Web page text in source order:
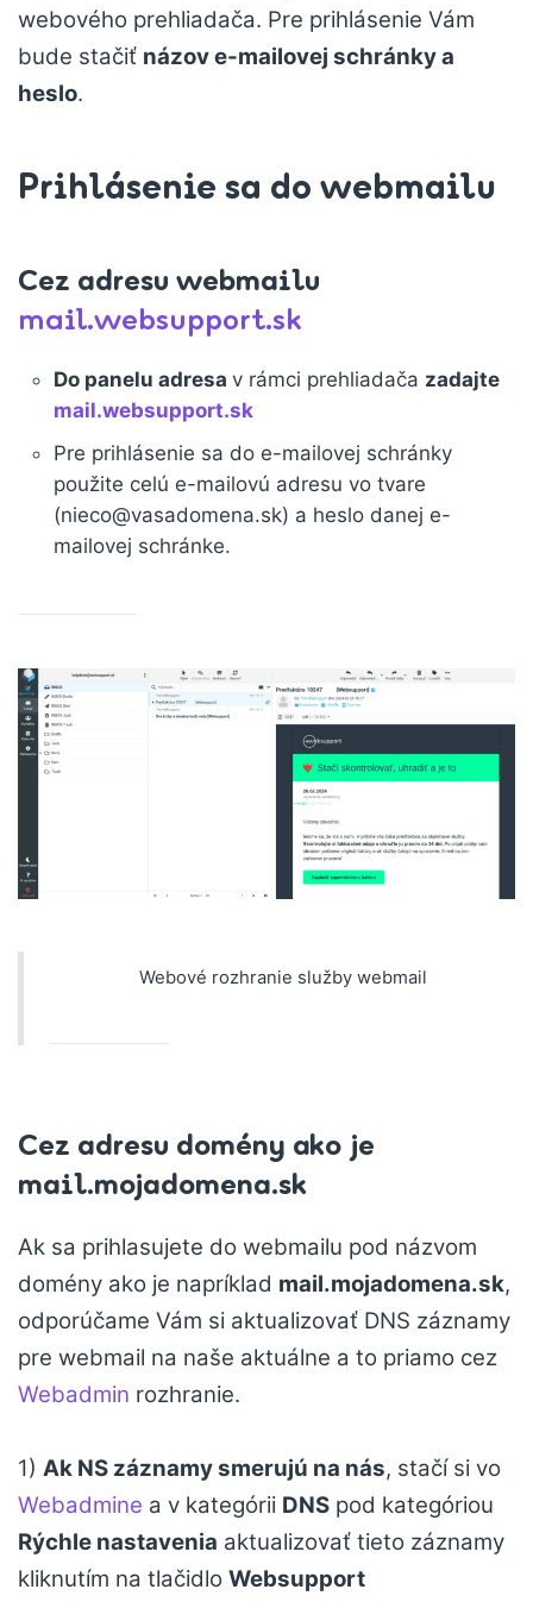
webového prehliadača. Pre prihlásenie Vám
bude stačiť názov e-mailovej schránky a
heslo.
Prihlásenie sa do webmailu
Cez adresu webmailu
mail.websupport.sk
Do panelu adresa v rámci prehliadača zadajte
mail.websupport.sk
Pre prihlásenie sa do e-mailovej schránky
použite celú e-mailovú adresu vo tvare
(nieco@vasadomena.sk) a heslo danej e-
mailovej schránke.
Webové rozhranie služby webmail
Cez adresu domény ako je
mail.mojadomena.sk
Ak sa prihlasujete do webmailu pod názvom
domény ako je napríklad mail.mojadomena.sk,
odporúčame Vám si aktualizovať DNS záznamy
pre webmail na naše aktuálne a to priamo cez
Webadmin rozhranie.
1) Ak NS záznamy smerujú na nás, stačí si vo
Webadmine a v kategórii DNS pod kategóriou
Rýchle nastavenia aktualizovať tieto záznamy
kliknutím na tlačidlo Websupport